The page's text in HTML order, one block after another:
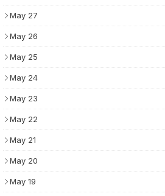
May 27
May 26
May 25
May 24
May 23
May 22
May 21
May 20
May 19